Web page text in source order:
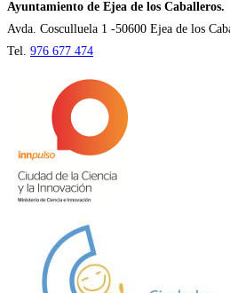
nueva
pestaña
Ayuntamiento de Ejea de los Caballeros.
Avda. Cosculluela 1 -50600 Ejea de los
Tel. 976 677 474